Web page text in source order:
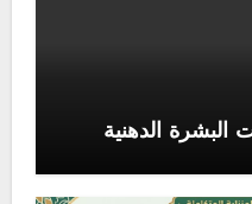
الدهنية